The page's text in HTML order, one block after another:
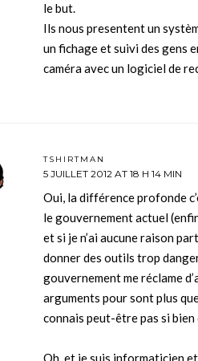
le but.
Ils nous presentent un
un fichage et suivi des gens
caméra avec un logiciel de
TSHIRTMAN
5 JUILLET 2012 AT 18 H 14 MIN
Oui, la différence profonde
le gouvernement actuel
et si je n’ai aucune raison
donner des outils trop
gouvernement me réclame
arguments pour sont plus
connais peut-être pas si